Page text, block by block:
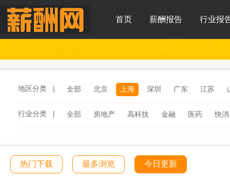
首页 薪酬报告 行业报
地区分类 | 全部 北京 上海 深圳 广东 江苏
行业分类 | 全部 房地产 高科技 金融 医药
快消
工程建筑
文化传媒 学校教育 医院医疗
热门下载 最多浏览 今日更新